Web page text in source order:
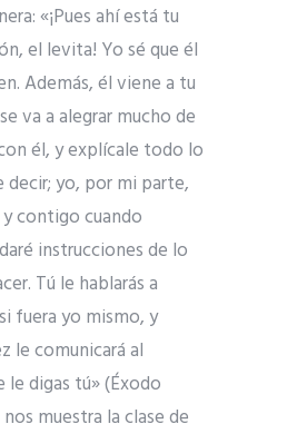
«¡Pues ahí está tu
el levita! Yo sé que él
Además, él viene a tu
va a alegrar mucho de
él, y explícale todo lo
decir; yo, por mi parte,
contigo cuando
instrucciones de lo
Tú le hablarás a
fuera yo mismo, y
le comunicará al
le digas tú» (Éxodo
nos muestra la clase de